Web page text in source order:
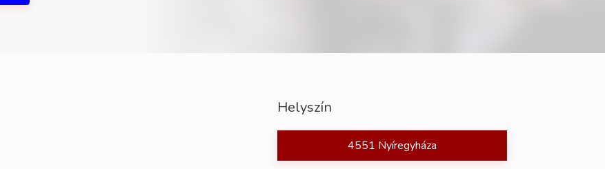
Helyszín
4551 Nyíregyháza